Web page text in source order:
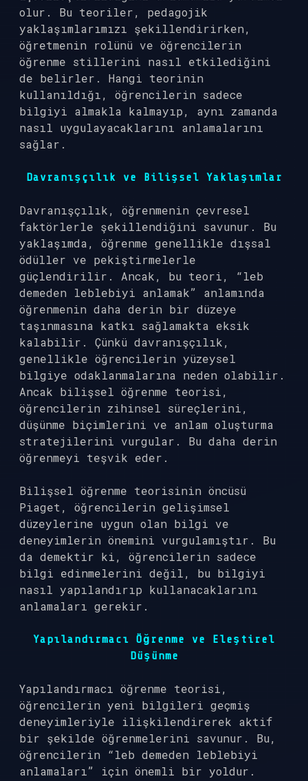
olur. Bu teoriler, pedagojik
yaklaşımlarımızı şekillendirirken,
öğretmenin rolünü ve öğrencilerin
öğrenme stillerini nasıl etkilediğini
de belirler. Hangi teorinin
kullanıldığı, öğrencilerin sadece
bilgiyi almakla kalmayıp, aynı zamanda
nasıl uygulayacaklarını anlamalarını
sağlar.
Davranışçılık ve Bilişsel Yaklaşımlar
Davranışçılık, öğrenmenin çevresel
faktörlerle şekillendiğini savunur. Bu
yaklaşımda, öğrenme genellikle dışsal
ödüller ve pekiştirmelerle
güçlendirilir. Ancak, bu teori, “leb
demeden leblebiyi anlamak” anlamında
öğrenmenin daha derin bir düzeye
taşınmasına katkı sağlamakta eksik
kalabilir. Çünkü davranışçılık,
genellikle öğrencilerin yüzeysel
bilgiye odaklanmalarına neden olabilir.
Ancak bilişsel öğrenme teorisi,
öğrencilerin zihinsel süreçlerini,
düşünme biçimlerini ve anlam oluşturma
stratejilerini vurgular. Bu daha derin
öğrenmeyi teşvik eder.
Bilişsel öğrenme teorisinin öncüsü
Piaget, öğrencilerin gelişimsel
düzeylerine uygun olan bilgi ve
deneyimlerin önemini vurgulamıştır. Bu
da demektir ki, öğrencilerin sadece
bilgi edinmelerini değil, bu bilgiyi
nasıl yapılandırıp kullanacaklarını
anlamaları gerekir.
Yapılandırmacı Öğrenme ve Eleştirel
Düşünme
Yapılandırmacı öğrenme teorisi,
öğrencilerin yeni bilgileri geçmiş
deneyimleriyle ilişkilendirerek aktif
bir şekilde öğrenmelerini savunur. Bu,
öğrencilerin “leb demeden leblebiyi
anlamaları” için önemli bir yoldur.